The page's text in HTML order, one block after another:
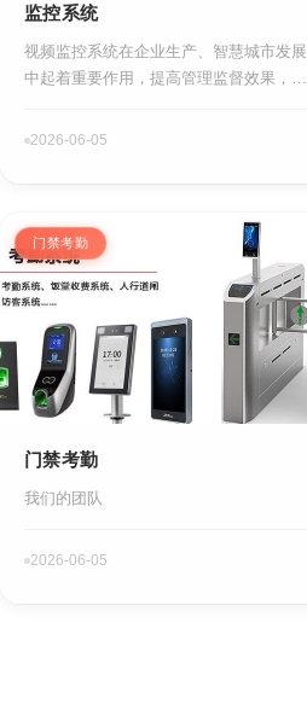
监控系统
视频监控系统在企业生产、智慧城市发展
中起着重要作用，提高管理监督效果，实
2026-06-05
门禁考勤
门禁考勤
我们的团队
2026-06-05